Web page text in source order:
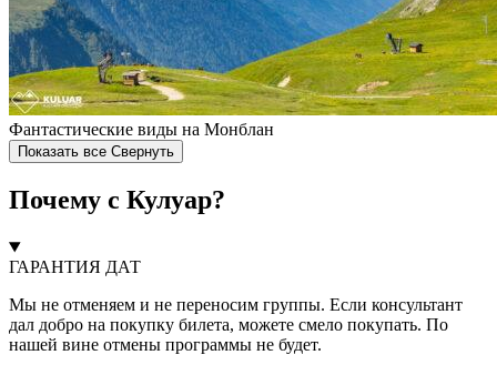
Фантастические виды на Монблан
Показать все Свернуть
Почему с Кулуар?
ГАРАНТИЯ ДАТ
Мы не отменяем и не переносим группы. Если консультант
дал добро на покупку билета, можете смело покупать. По
нашей вине отмены программы не будет.